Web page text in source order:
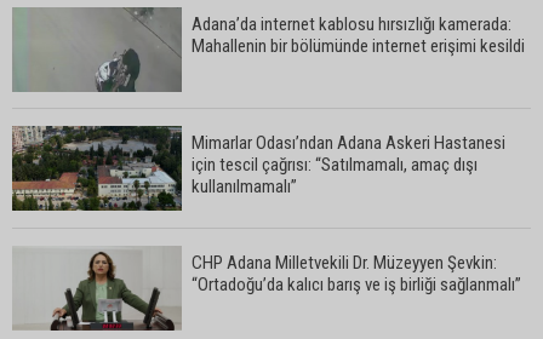
Adana’da internet kablosu hırsızlığı kamerada:
Mahallenin bir bölümünde internet erişimi kesildi
Mimarlar Odası’ndan Adana Askeri Hastanesi
için tescil çağrısı: “Satılmamalı, amaç dışı
kullanılmamalı”
CHP Adana Milletvekili Dr. Müzeyyen Şevkin:
“Ortadoğu’da kalıcı barış ve iş birliği sağlanmalı”